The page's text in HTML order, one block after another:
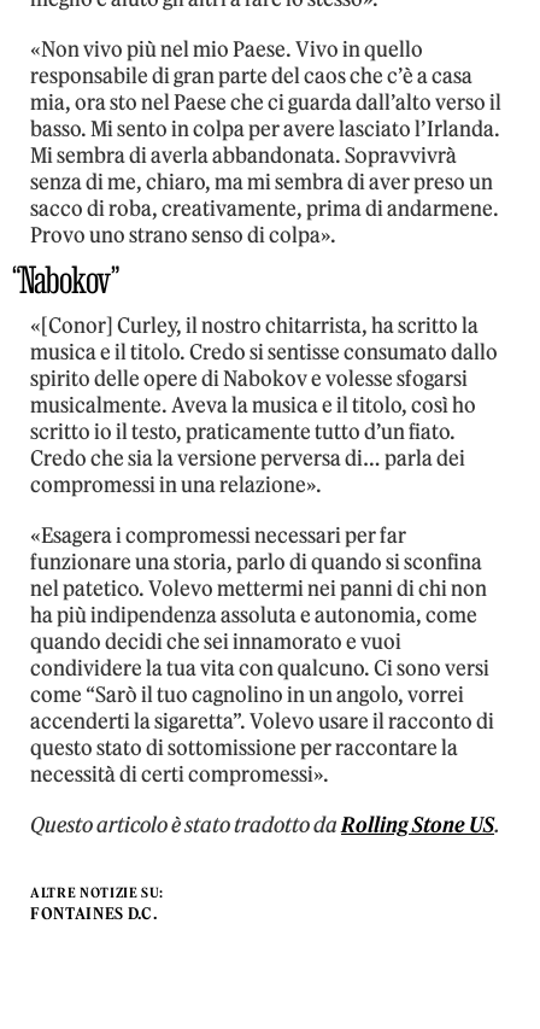
«Non vivo più nel mio Paese. Vivo in quello
responsabile di gran parte del caos che c’è a casa
mia, ora sto nel Paese che ci guarda dall’alto verso il
basso. Mi sento in colpa per avere lasciato l’Irlanda.
Mi sembra di averla abbandonata. Sopravvivrà
senza di me, chiaro, ma mi sembra di aver preso un
sacco di roba, creativamente, prima di andarmene.
Provo uno strano senso di colpa».
“Nabokov”
«[Conor] Curley, il nostro chitarrista, ha scritto la
musica e il titolo. Credo si sentisse consumato dallo
spirito delle opere di Nabokov e volesse sfogarsi
musicalmente. Aveva la musica e il titolo, così ho
scritto io il testo, praticamente tutto d’un fiato.
Credo che sia la versione perversa di… parla dei
compromessi in una relazione».
«Esagera i compromessi necessari per far
funzionare una storia, parlo di quando si sconfina
nel patetico. Volevo mettermi nei panni di chi non
ha più indipendenza assoluta e autonomia, come
quando decidi che sei innamorato e vuoi
condividere la tua vita con qualcuno. Ci sono versi
come “Sarò il tuo cagnolino in un angolo, vorrei
accenderti la sigaretta”. Volevo usare il racconto di
questo stato di sottomissione per raccontare la
necessità di certi compromessi».
Questo articolo è stato tradotto daRolling Stone US.
ALTRE NOTIZIE SU:
FONTAINES D.C.